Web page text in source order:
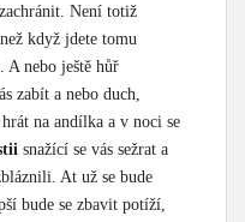
Není totiž
když jdete tomu
A nebo ještě hůř
zabít a nebo duch,
na andílka a v noci se
snažící se vás sežrat a
At už se bude
bude se zbavit potíží,